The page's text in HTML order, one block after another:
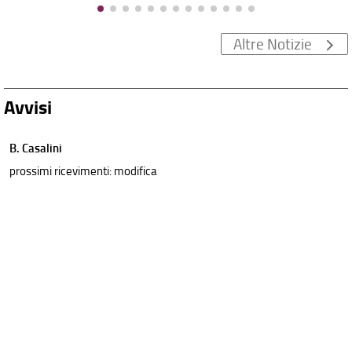
Altre Notizie
Avvisi
B. Casalini
prossimi ricevimenti: modifica